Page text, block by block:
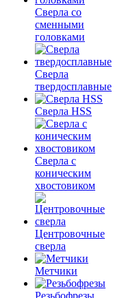
Сверла со
сменными
головками
Сверла
твердосплавные
Сверла HSS
Сверла с
коническим
хвостовиком
Центровочные
сверла
Метчики
Резьбофрезы